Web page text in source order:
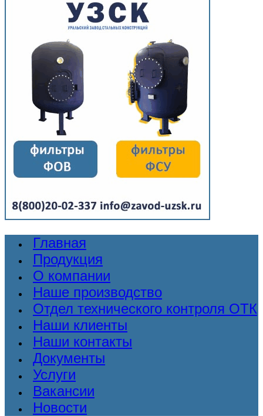
Главная
Продукция
О компании
Наше производство
Отдел технического контроля ОТК
Наши клиенты
Наши контакты
Документы
Услуги
Вакансии
Новости